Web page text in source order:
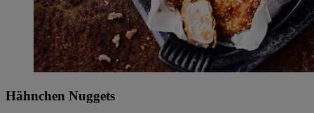
Hähnchen Nuggets